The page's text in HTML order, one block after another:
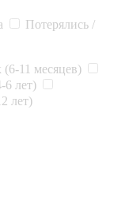
Потерялись /
(6-11 месяцев)
6 лет)
лет)